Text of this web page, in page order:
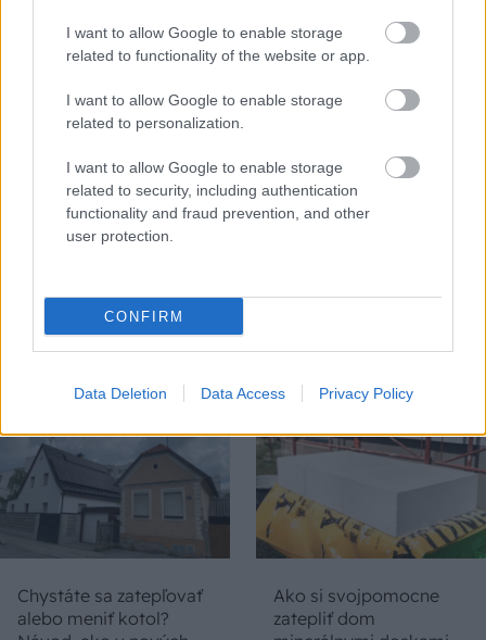
I want to allow Google to enable storage
related to functionality of the website or app.
I want to allow Google to enable storage
related to personalization.
I want to allow Google to enable storage
related to security, including authentication
functionality and fraud prevention, and other
user protection.
CONFIRM
Data Deletion Data Access Privacy Policy
Temné stránky chalúp:
10 najčastejších
skrytých chýb, ktoré
Žena, búracie kladivo a
vôňa dreva: Takáto
Chystáte sa zatepľovať
alebo meniť kotol?
Ako si svojpomocne
zatepliť dom